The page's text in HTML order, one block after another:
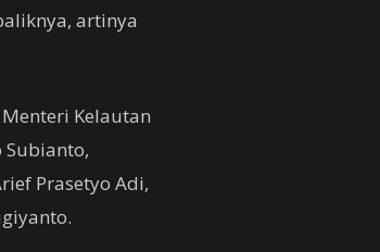
artinya
Kelautan
Subianto,
Prasetyo Adi,